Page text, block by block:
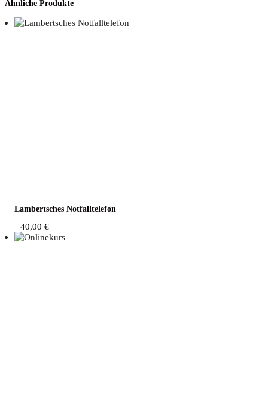
Ähnliche Produkte
Lam­bert­sches Notfalltelefon
40,00 €